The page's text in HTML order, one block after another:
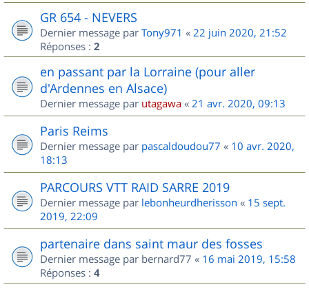
GR 654 - NEVERS
Dernier message par Tony971 « 22 juin 2020, 21:52
Réponses : 2
en passant par la Lorraine (pour aller
d'Ardennes en Alsace)
Dernier message par utagawa « 21 avr. 2020, 09:13
Paris Reims
Dernier message par pascaldoudou77 « 10 avr. 2020,
18:13
PARCOURS VTT RAID SARRE 2019
Dernier message par lebonheurdherisson « 15 sept.
2019, 22:09
partenaire dans saint maur des fosses
Dernier message par bernard77 « 16 mai 2019, 15:58
Réponses : 4